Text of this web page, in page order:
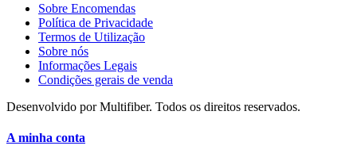
Sobre Encomendas
Política de Privacidade
Termos de Utilização
Sobre nós
Informações Legais
Condições gerais de venda
Desenvolvido por Multifiber. Todos os direitos reservados.
A minha conta